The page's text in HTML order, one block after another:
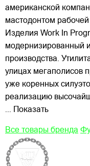
американской
мастодонтом
Изделия Work In
модернизированный
производства.
улицах мегаполисов
уже коренных
реализацию
... Показать
Все товары бренда